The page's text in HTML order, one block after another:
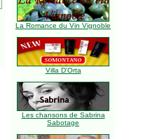
La Romance du Vin Vignoble
Villa D'Orta
Les chansons de Sabrina
Sabotage